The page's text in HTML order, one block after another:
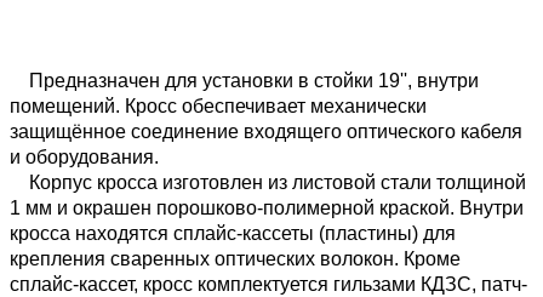
Предназначен для установки в стойки 19'', внутри
помещений. Кросс обеспечивает механически
защищённое соединение входящего оптического кабеля
и оборудования.
Корпус кросса изготовлен из листовой стали толщиной
1 мм и окрашен порошково-полимерной краской. Внутри
кросса находятся сплайс-кассеты (пластины) для
крепления сваренных оптических волокон. Кроме
сплайс-кассет, кросс комплектуется гильзами КДЗС, патч-